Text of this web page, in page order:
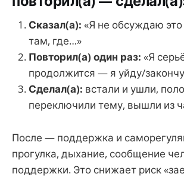
Сказал(а): «Я не обсуждаю
там, где…»
Повторил(а) один раз: «Я
продолжится — я уйду/
Сделал(а): встали и ушли,
переключили тему, вышли из
После — поддержка и
прогулка, дыхание, сообщение
поддержки. Это снижает риск